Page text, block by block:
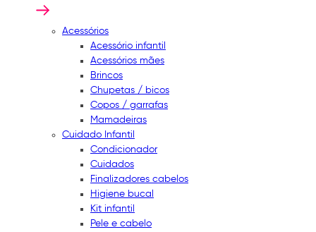
Acessórios
Acessório infantil
Acessórios mães
Brincos
Chupetas / bicos
Copos / garrafas
Mamadeiras
Cuidado Infantil
Condicionador
Cuidados
Finalizadores cabelos
Higiene bucal
Kit infantil
Pele e cabelo